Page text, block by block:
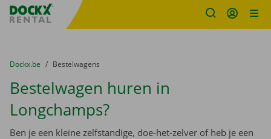
Fratello DEMO
U bevindt zich hier:
van
Dockx.be naar
Bestelwagens
Bestelwagen huren in
Longchamps?
Ben je een kleine zelfstandige, doe-het-zelver of heb je een